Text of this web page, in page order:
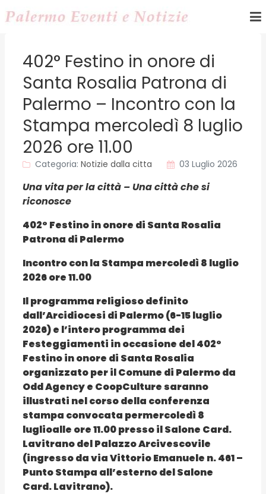
402° Festino in onore di
Santa Rosalia Patrona di
Palermo – Incontro con la
Stampa mercoledì 8 luglio
2026 ore 11.00
Categoria: Notizie dalla citta 03 Luglio 2026
Una vita per la città – Una città che si
riconosce
402° Festino in onore di Santa Rosalia
Patrona di Palermo
Incontro con la Stampa mercoledì 8 luglio
2026 ore 11.00
Il programma religioso definito
dall’Arcidiocesi di Palermo (6-15 luglio
2026) e l’intero programma dei
Festeggiamenti in occasione del 402°
Festino in onore di Santa Rosalia
organizzato per il Comune di Palermo da
Odd Agency e CoopCulture saranno
illustrati nel corso della conferenza
stampa convocata permercoledì 8
luglioalle ore 11.00 presso il Salone Card.
Lavitrano del Palazzo Arcivescovile
(ingresso da via Vittorio Emanuele n. 461 –
Punto Stampa all’esterno del Salone
Card. Lavitrano).